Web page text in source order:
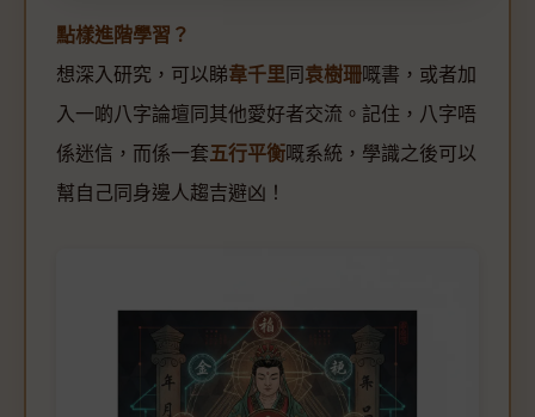
點樣進階學習？
想深入研究，可以睇韋千里 同 袁樹珊嘅書，或者加
入一啲八字論壇同其他愛好者交流。記住，八字唔
係迷信，而係一套五行平衡嘅系統，學識之後可以
幫自己同身邊人趨吉避凶！